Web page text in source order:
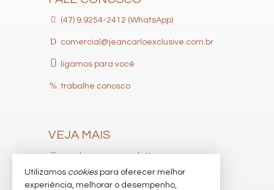
(47) 9.9254-2412 (WhatsApp)
comercial@jeancarloexclusive.com.br
ligamos para você
trabalhe conosco
VEJA MAIS
receba nosso newsletter
indicadores financeiros
Utilizamos cookiespara oferecer melhor
experiência, melhorar o desempenho,